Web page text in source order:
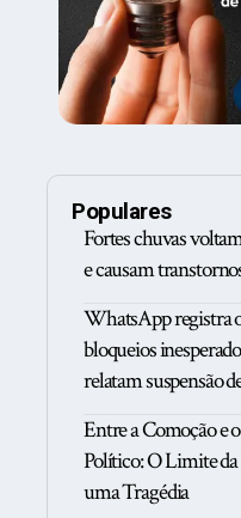
Populares
Fortes chuvas
e causam
WhatsApp registra
bloqueios
relatam suspensão
Entre a Comoção e
Político: O Limite
uma Tragédia